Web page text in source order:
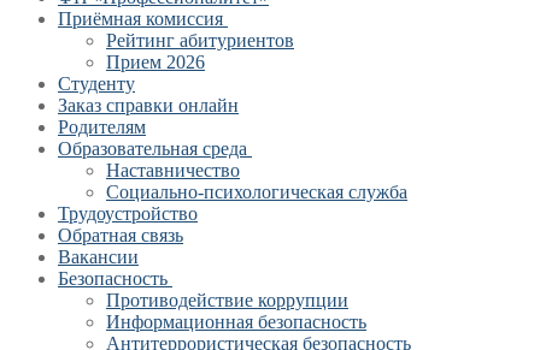
Приёмная комиссия
Рейтинг абитуриентов
Прием 2026
Студенту
Заказ справки онлайн
Родителям
Образовательная среда
Наставничество
Социально-психологическая служба
Трудоустройство
Обратная связь
Вакансии
Безопасность
Противодействие коррупции
Информационная безопасность
Антитеррористическая безопасность